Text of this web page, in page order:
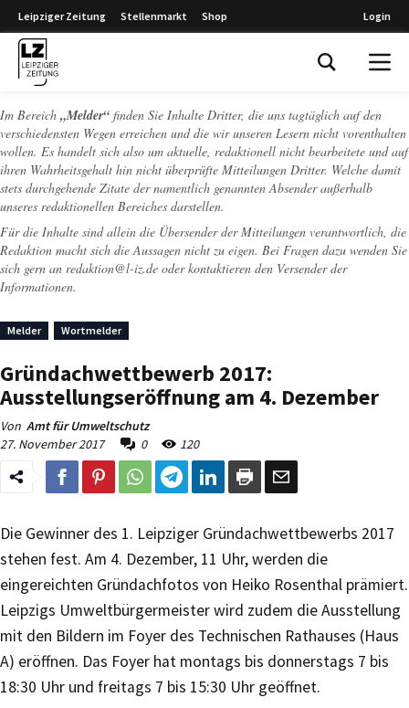
Leipziger Zeitung Stellenmarkt Shop Login
Im Bereich „Melder“ finden Sie Inhalte Dritter, die uns tagtäglich auf den
verschiedensten Wegen erreichen und die wir unseren Lesern nicht vorenthalten
wollen. Es handelt sich also um aktuelle, redaktionell nicht bearbeitete und auf
ihren Wahrheitsgehalt hin nicht überprüfte Mitteilungen Dritter. Welche damit
stets durchgehende Zitate der namentlich genannten Absender außerhalb
unseres redaktionellen Bereiches darstellen.
Für die Inhalte sind allein die Übersender der Mitteilungen verantwortlich, die
Redaktion macht sich die Aussagen nicht zu eigen. Bei Fragen dazu wenden Sie
sich gern an redaktion@l-iz.de oder kontaktieren den Versender der
Informationen.
Melder Wortmelder
Gründachwettbewerb 2017:
Ausstellungseröffnung am 4. Dezember
Von Amt für Umweltschutz
27. November 2017
0 120
Die Gewinner des 1. Leipziger Gründachwettbewerbs 2017
stehen fest. Am 4. Dezember, 11 Uhr, werden die
eingereichten Gründachfotos von Heiko Rosenthal prämiert.
Leipzigs Umweltbürgermeister wird zudem die Ausstellung
mit den Bildern im Foyer des Technischen Rathauses (Haus
A) eröffnen. Das Foyer hat montags bis donnerstags 7 bis
18:30 Uhr und freitags 7 bis 15:30 Uhr geöffnet.